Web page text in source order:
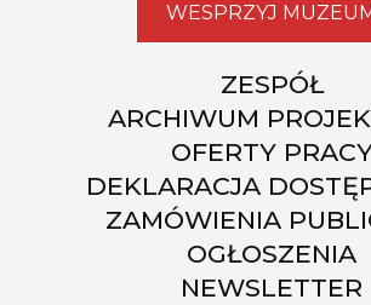
WESPRZYJ
ZESPÓŁ
ARCHIWUM
OFERTY
DEKLARACJA
ZAMÓWIENIA
OGŁOSZENIA
NEWSLETTER